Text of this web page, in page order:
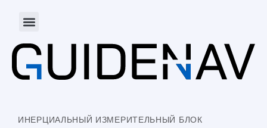
ИНЕРЦИАЛЬНЫЙ ИЗМЕРИТЕЛЬНЫЙ БЛОК